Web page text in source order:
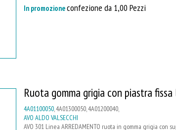
In promozioneconfezione da 1,00 Pezzi
Ruota gomma grigia con piastra
4A01100050, 4A01300050, 4A01200040,
AVO ALDO VALSECCHI
AVO 301 Linea ARREDAMENTO ruota in gomma grigia con